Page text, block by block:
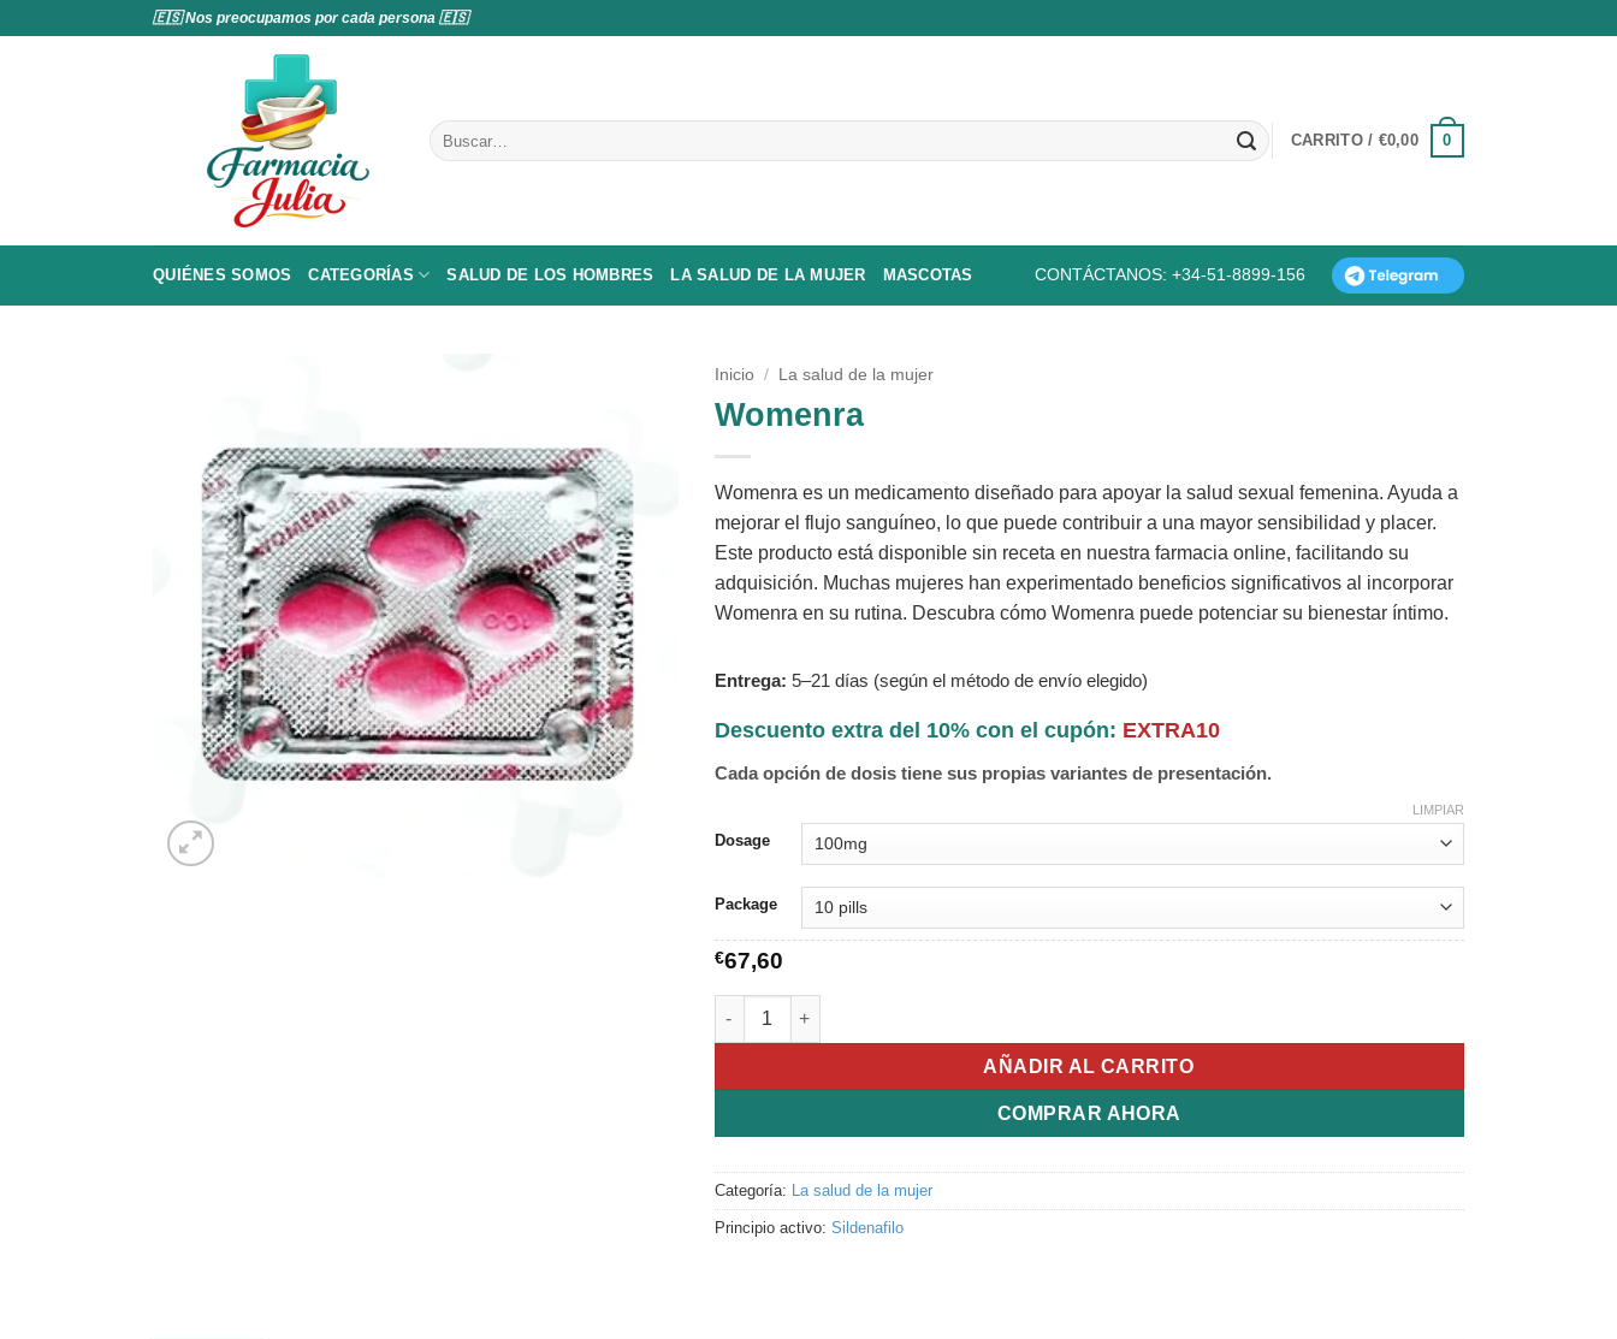
🇪🇸 Nos preocupamos por cada persona 🇪🇸
Buscar
por:
CARRITO / €0,00 0
QUIÉNES SOMOS CATEGORÍAS SALUD DE LOS HOMBRES LA SALUD DE LA MUJER MASCOTAS CONTÁCTANOS: +34-51-8899-156
Inicio / La salud de la mujer
Womenra
Womenra es un medicamento diseñado para apoyar la salud sexual femenina. Ayuda a
mejorar el flujo sanguíneo, lo que puede contribuir a una mayor sensibilidad y placer.
Este producto está disponible sin receta en nuestra farmacia online, facilitando su
adquisición. Muchas mujeres han experimentado beneficios significativos al incorporar
Womenra en su rutina. Descubra cómo Womenra puede potenciar su bienestar íntimo.
Entrega: 5–21 días (según el método de envío elegido)
Descuento extra del 10% con el cupón: EXTRA10
Cada opción de dosis tiene sus propias variantes de presentación.
Dosage
Package
LIMPIAR
€67,60
Womenra cantidad
AÑADIR AL CARRITO
COMPRAR AHORA
Categoría: La salud de la mujer
Principio activo: Sildenafilo